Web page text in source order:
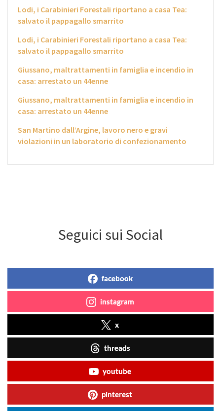
Lodi, i Carabinieri Forestali riportano a casa Tea:
salvato il pappagallo smarrito
Lodi, i Carabinieri Forestali riportano a casa Tea:
salvato il pappagallo smarrito
Giussano, maltrattamenti in famiglia e incendio in
casa: arrestato un 44enne
Giussano, maltrattamenti in famiglia e incendio in
casa: arrestato un 44enne
San Martino dall’Argine, lavoro nero e gravi
violazioni in un laboratorio di confezionamento
Seguici sui Social
facebook
instagram
x
threads
youtube
pinterest